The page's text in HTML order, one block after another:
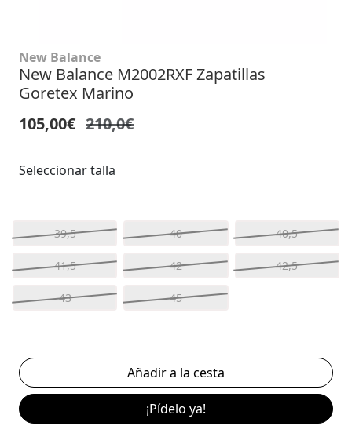
New Balance
New Balance M2002RXF Zapatillas
Goretex Marino
105,00€ 210,0€
Seleccionar talla
39,5 40 40,5
41,5 42 42,5
43 45
¡Pídelo ya!